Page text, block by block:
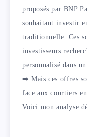
proposés par BNP
souhaitant investir
traditionnelle. Ces
investisseurs
personnalisé dans
➡️ Mais ces offres
face aux courtiers
Voici mon analyse